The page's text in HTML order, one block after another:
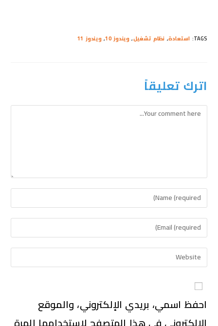
TAGS
: استعادة, نظام تشغيل, ويندوز 10 , ويندوز 11
اترك تعليقاً
احفظ اسمي، بريدي الإلكتروني، والموقع